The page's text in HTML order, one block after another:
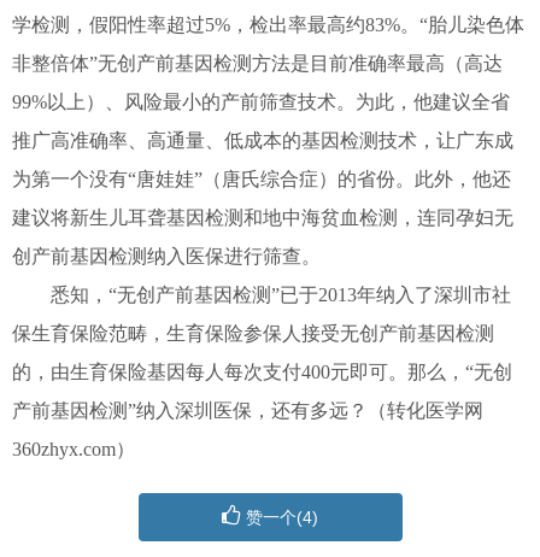
学检测，假阳性率超过5%，检出率最高约83%。“胎儿染色体
非整倍体”无创产前基因检测方法是目前准确率最高（高达
99%以上）、风险最小的产前筛查技术。为此，他建议全省
推广高准确率、高通量、低成本的基因检测技术，让广东成
为第一个没有“唐娃娃”（唐氏综合症）的省份。此外，他还
建议将新生儿耳聋基因检测和地中海贫血检测，连同孕妇无
创产前基因检测纳入医保进行筛查。
悉知，“无创产前基因检测”已于2013年纳入了深圳市社
保生育保险范畴，生育保险参保人接受无创产前基因检测
的，由生育保险基因每人每次支付400元即可。那么，“无创
产前基因检测”纳入深圳医保，还有多远？（转化医学网
360zhyx.com）
赞一个(4)